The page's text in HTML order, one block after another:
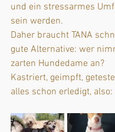
und ein stressarmes
sein werden.
Daher braucht TANA
gute Alternative: wer
zarten Hundedame an?
Kastriert, geimpft,
alles schon erledigt,